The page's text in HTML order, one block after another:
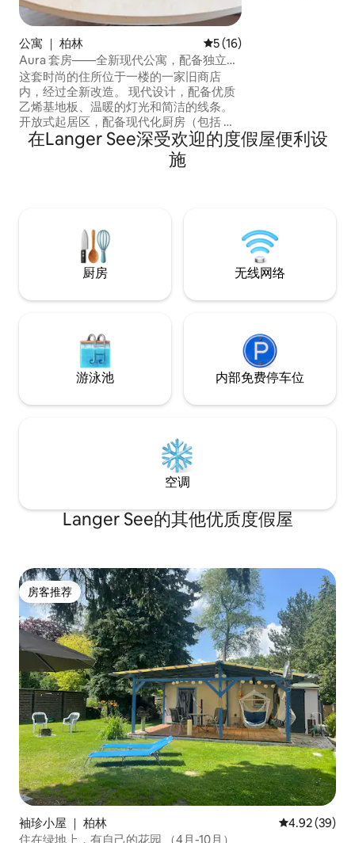
公寓 ｜ 柏林 平均评分 5 分（满分 5 分）
5 (16)
Aura 套房——全新现代公寓，配备独立桑
拿房
这套时尚的住所位于一楼的一家旧商店
内，经过全新改造。 现代设计，配备优质
乙烯基地板、温暖的灯光和简洁的线条。
开放式起居区，配备现代化厨房（包括 洗
衣机和烘干机），以及一台配备流媒体功
能的全新智能电视。 独立卧室，配备一张
大床和一张舒适的沙发床，最多可入住 4
在Langer See深受欢迎的度假屋便利设
施
厨房 无线网络
游泳池 内部免费停车位
空调
Langer See的其他优质度假屋
房客推荐
房客推荐
袖珍小屋 ｜ 柏林 平均评分
4.92 (39)
住在绿地上，有自己的花园 （4月-10月）